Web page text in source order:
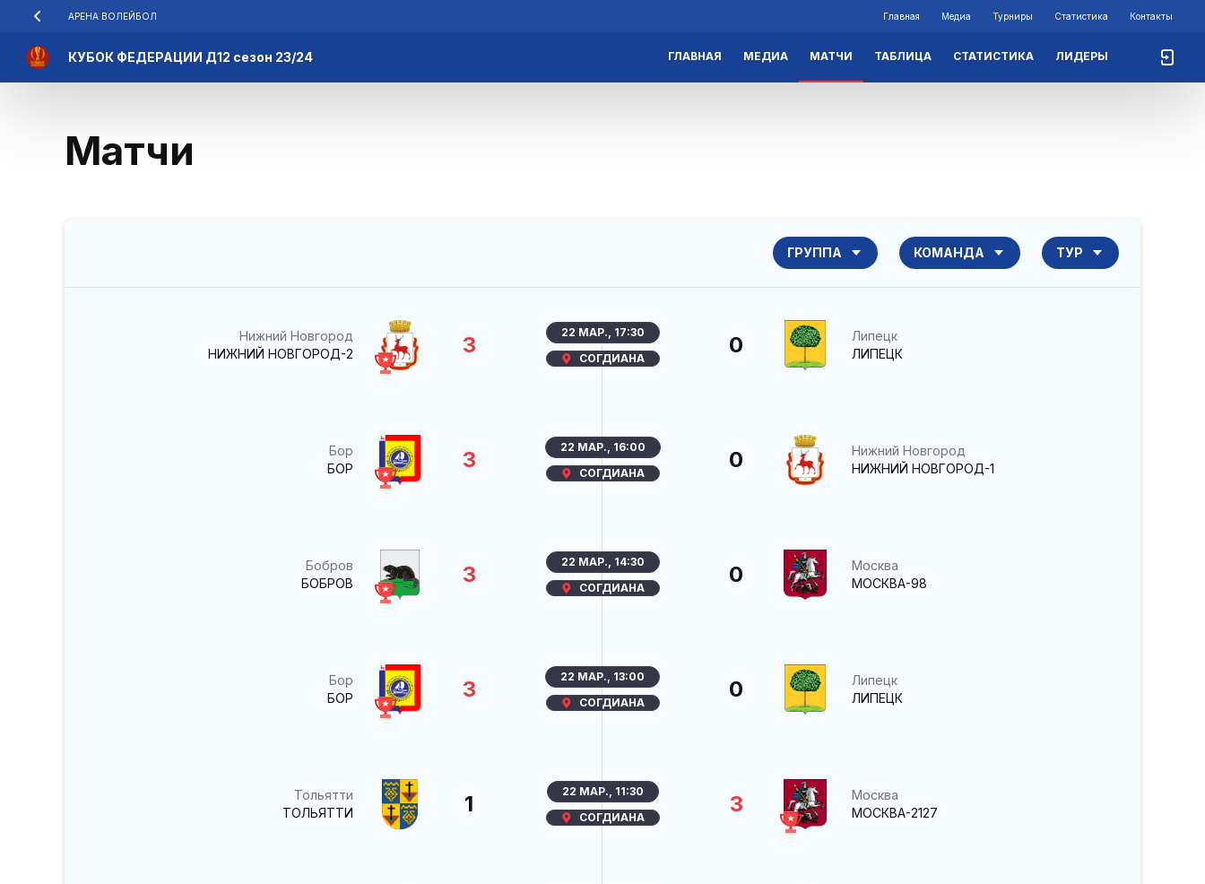
АРЕНА ВОЛЕЙБОЛ Главная Медиа Турниры Статистика Контакты
КУБОК ФЕДЕРАЦИИ Д12 сезон 23/24 ГЛАВНАЯ МЕДИА МАТЧИ ТАБЛИЦА СТАТИСТИКА ЛИДЕРЫ
Матчи
ГРУППА КОМАНДА ТУР
Нижний Новгород
НИЖНИЙ НОВГОРОД-2
3
22 МАР., 17:30
СОГДИАНА
Липецк
ЛИПЕЦК
0
Бор
БОР
3
22 МАР., 16:00
СОГДИАНА
Нижний Новгород
НИЖНИЙ НОВГОРОД-1
0
Бобров
БОБРОВ
3
22 МАР., 14:30
СОГДИАНА
Москва
МОСКВА-98
0
Бор
БОР
3
22 МАР., 13:00
СОГДИАНА
Липецк
ЛИПЕЦК
0
Тольятти
ТОЛЬЯТТИ
1
22 МАР., 11:30
СОГДИАНА
Москва
МОСКВА-2127
3